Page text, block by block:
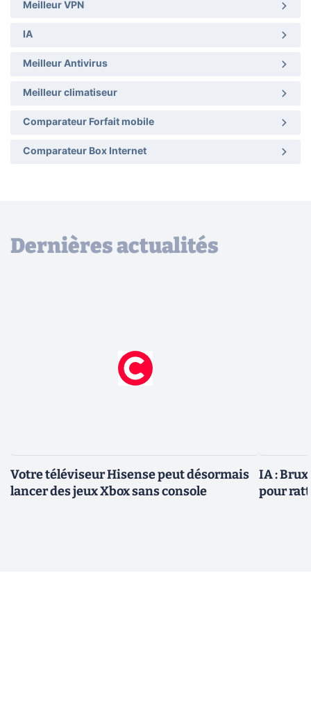
Meilleur VPN
IA
Meilleur Antivirus
Meilleur climatiseur
Comparateur Forfait mobile
Comparateur Box Internet
Dernières actualités
Votre téléviseur Hisense peut désormais
lancer des jeux Xbox sans console
IA :
pour